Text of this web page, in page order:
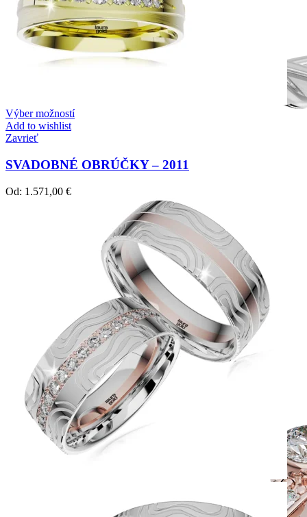
Zásnubné prstne z kolekcie Twist Elegance.
Výber možností
Add to wishlist
Zavrieť
SVADOBNÉ OBRÚČKY – 2011
Od: 1.571,00 €